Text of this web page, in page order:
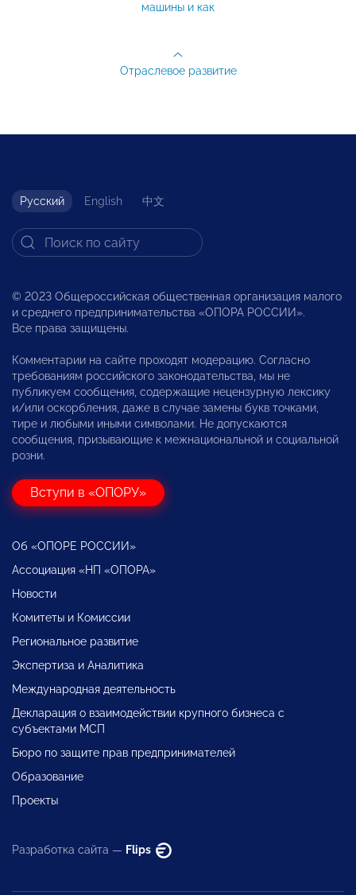
машины и как
Отраслевое развитие
Русский English 中文
© 2023 Общероссийская общественная организация малого
и среднего предпринимательства «ОПОРА РОССИИ».
Все права защищены.
Комментарии на сайте проходят модерацию. Согласно
требованиям российского законодательства, мы не
публикуем сообщения, содержащие нецензурную лексику
и/или оскорбления, даже в случае замены букв точками,
тире и любыми иными символами. Не допускаются
сообщения, призывающие к межнациональной и социальной
розни.
Вступи в «ОПОРУ»
Об «ОПОРЕ РОССИИ»
Ассоциация «НП «ОПОРА»
Новости
Комитеты и Комиссии
Региональное развитие
Экспертиза и Аналитика
Международная деятельность
Декларация о взаимодействии крупного бизнеса с
субъектами МСП
Бюро по защите прав предпринимателей
Образование
Проекты
Разработка сайта — Flips